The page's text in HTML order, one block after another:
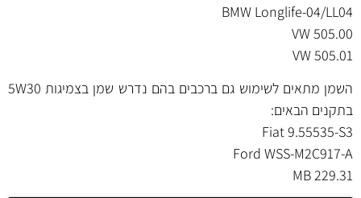
BMW Longlife-04/LL04
VW 505.00
VW 505.01
השמן מתאים לשימוש גם ברכבים בהם נדרש שמן בצמיגות 5W30
בתקנים הבאים:
Fiat 9.55535-S3
Ford WSS-M2C917-A
MB 229.31